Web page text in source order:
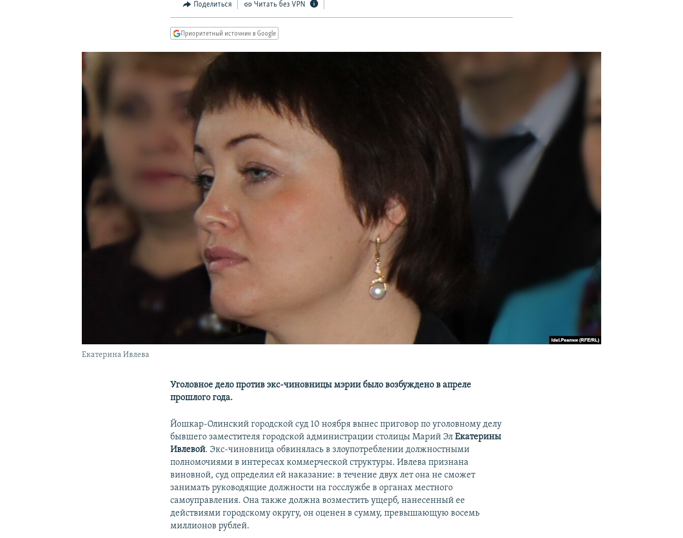
Поделиться Читать без VPN
Приоритетный источник в Google
Екатерина Ивлева
Уголовное дело против экс-чиновницы мэрии было возбуждено в апреле
прошлого года.
Йошкар-Олинский городской суд 10 ноября вынес приговор по уголовному делу
бывшего заместителя городской администрации столицы Марий ЭлЕкатерины
Ивлевой. Экс-чиновница обвинялась в злоупотреблении должностными
полномочиями в интересах коммерческой структуры. Ивлева признана
виновной, суд определил ей наказание: в течение двух лет она не сможет
занимать руководящие должности на госслужбе в органах местного
самоуправления. Она также должна возместить ущерб, нанесенный ее
действиями городскому округу, он оценен в сумму, превышающую восемь
миллионов рублей.